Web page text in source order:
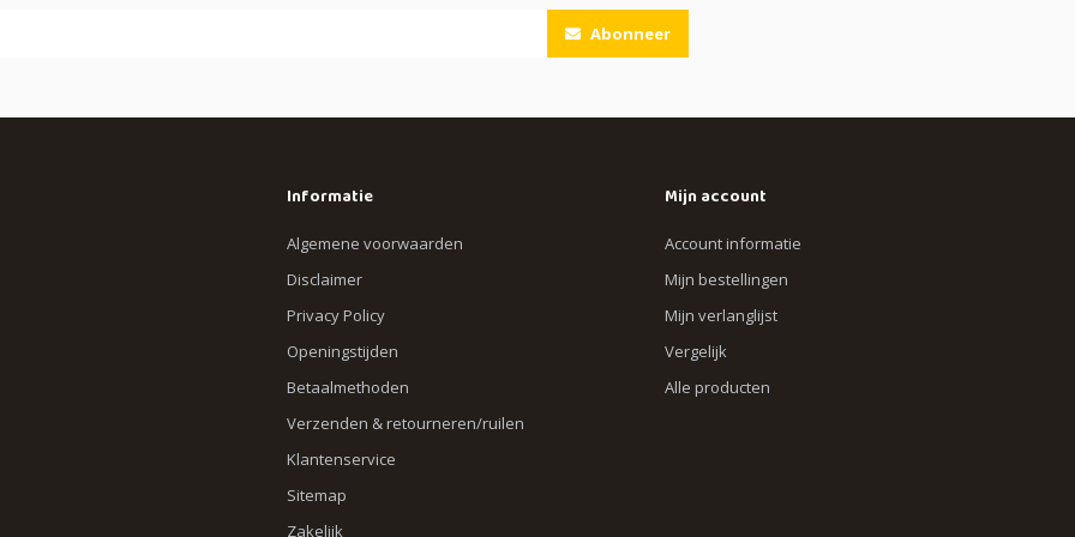
Abonneer
Informatie
Algemene voorwaarden
Disclaimer
Privacy Policy
Openingstijden
Betaalmethoden
Verzenden & retourneren/ruilen
Klantenservice
Sitemap
Zakelijk
Mijn account
Account informatie
Mijn bestellingen
Mijn verlanglijst
Vergelijk
Alle producten